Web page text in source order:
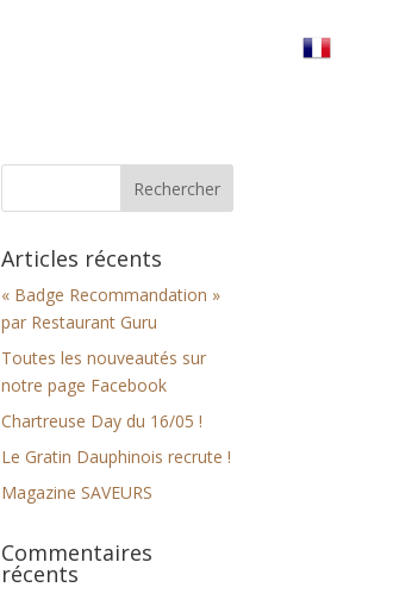
Articles récents
« Badge Recommandation »
par Restaurant Guru
Toutes les nouveautés sur
notre page Facebook
Chartreuse Day du 16/05 !
Le Gratin Dauphinois recrute !
Magazine SAVEURS
Commentaires
récents